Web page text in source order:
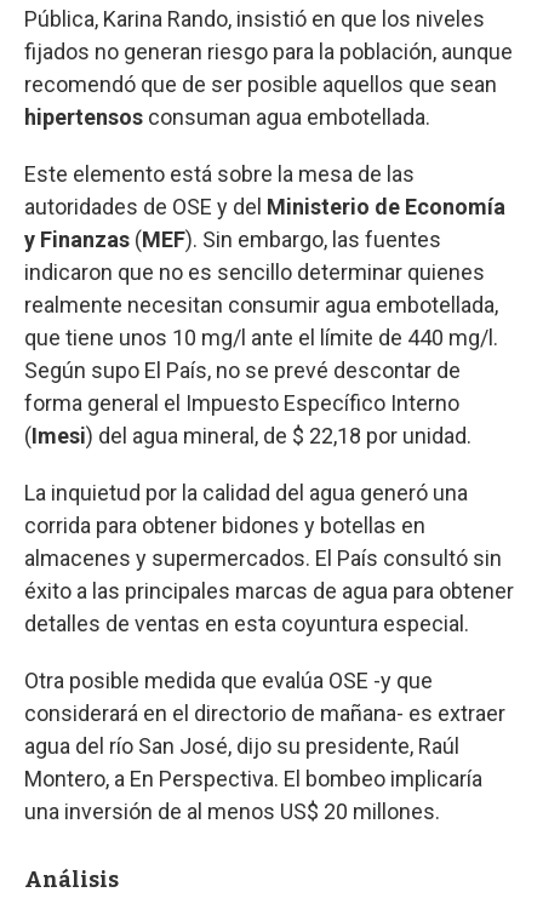
Pública, Karina Rando, insistió en que los niveles
fijados no generan riesgo para la población, aunque
recomendó que de ser posible aquellos que sean
hipertensos consuman agua embotellada.
Este elemento está sobre la mesa de las
autoridades de OSE y del Ministerio de Economía
y Finanzas (MEF). Sin embargo, las fuentes
indicaron que no es sencillo determinar quienes
realmente necesitan consumir agua embotellada,
que tiene unos 10 mg/l ante el límite de 440 mg/l.
Según supo El País, no se prevé descontar de
forma general el Impuesto Específico Interno
(Imesi) del agua mineral, de $ 22,18 por unidad.
La inquietud por la calidad del agua generó una
corrida para obtener bidones y botellas en
almacenes y supermercados. El País consultó sin
éxito a las principales marcas de agua para obtener
detalles de ventas en esta coyuntura especial.
Otra posible medida que evalúa OSE -y que
considerará en el directorio de mañana- es extraer
agua del río San José, dijo su presidente, Raúl
Montero, a En Perspectiva. El bombeo implicaría
una inversión de al menos US$ 20 millones.
Análisis